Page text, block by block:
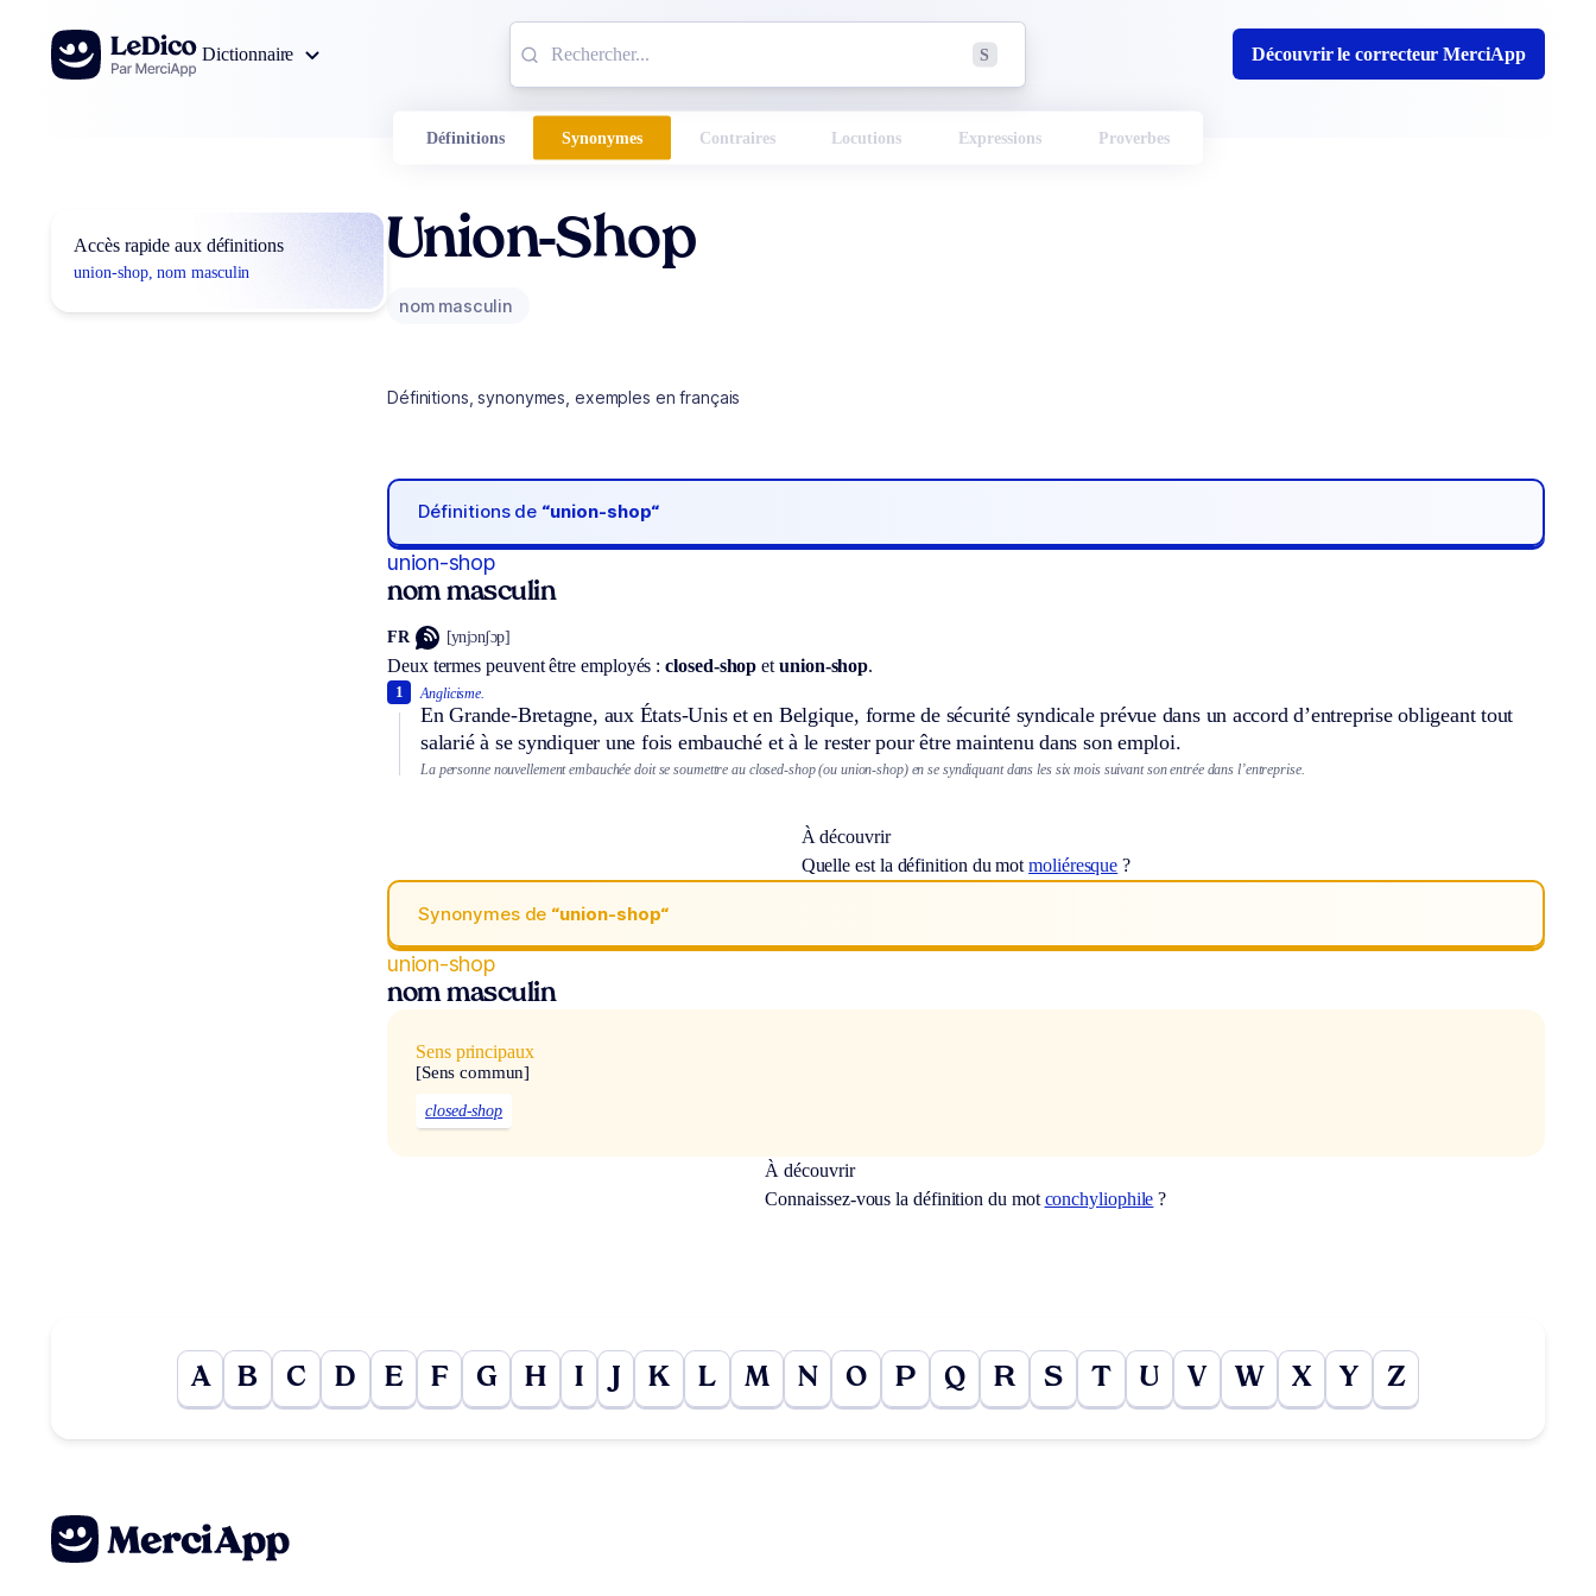
Aller au contenu
Dictionnaire
S Découvrir le correcteur MerciApp
Définitions Synonymes Contraires Locutions Expressions Proverbes
Accès rapide aux définitions
union-shop, nom masculin
Union-Shop
nom masculin
Définitions, synonymes, exemples en français
Définitions de “union-shop“
union-shop
nom masculin
FR [ynjɔnʃɔp]
Deux termes peuvent être employés :closed-shop et union-shop.
Anglicisme.
En Grande-Bretagne, aux États-Unis et en Belgique, forme de sécurité syndicale prévue dans un accord d’entreprise obligeant tout
salarié à se syndiquer une fois embauché et à le rester pour être maintenu dans son emploi.
1
La personne nouvellement embauchée doit se soumettre au closed-shop (ou union-shop) en se syndiquant dans les six mois suivant son entrée dans l’entreprise.
À découvrir
Quelle est la définition du motmoliéresque ?
Synonymes de “union-shop“
union-shop
nom masculin
Sens principaux
[Sens commun]
closed-shop
À découvrir
Connaissez-vous la définition du mot conchyliophile ?
A B C D E F G H I J K L M N O P Q R S T U V W X Y Z